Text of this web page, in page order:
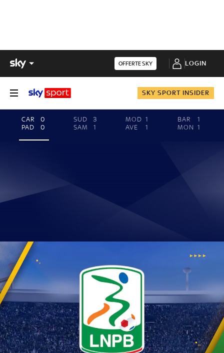
OFFERTE SKY LOGIN
SKY SPORT INSIDER
CAR
0
PAD
0
SUD
3
SAM
1
MOD 1
AVE
1
BAR
1
MON 1